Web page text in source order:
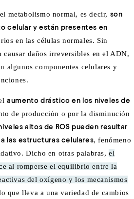
metabolismo normal, es decir, son
celular y están presentes en
en las células normales. Sin
causar daños irreversibles en el ADN,
algunos componentes celulares y
aumento drástico en los niveles de
de producción o por la disminución
altos de ROS pueden resultar
las estructuras celulares, fenómeno
Dicho en otras palabras,el
al romperse el equilibrio entre la
del oxígeno y los mecanismos
que lleva a una variedad de cambios